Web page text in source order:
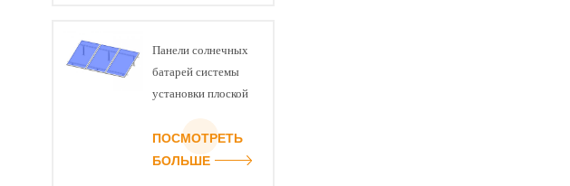
Панели солнечных
батарей системы
установки плоской
регулируемый угол
наклона комплект
ПОСМОТРЕТЬ
БОЛЬШЕ